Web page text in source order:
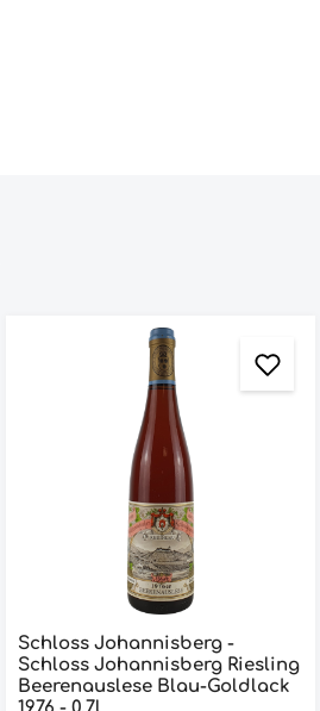
Schloss Johannisberg -
Schloss Johannisberg Riesling
Beerenauslese Blau-Goldlack